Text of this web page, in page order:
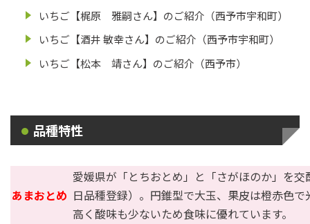
いちご【梶原 雅嗣さん】のご紹介（西予市宇和町）
いちご【酒井 敏幸さん】のご紹介（西予市宇和町）
いちご【松本 靖さん】のご紹介（西予市）
品種特性
あまおとめ
愛媛県が「とちおとめ」と「さがほのか」を
日品種登録）。円錐型で大玉、果皮は橙赤色
高く酸味も少ないため食味に優れています。